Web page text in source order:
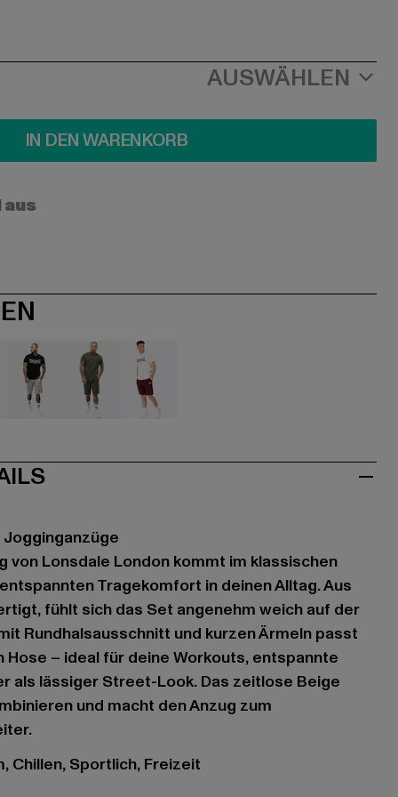
AUSWÄHLEN
IN DEN WARENKORB
von Lonsdale London kommt im klassischen
Tragekomfort in deinen Alltag. Aus
fühlt sich das Set angenehm weich auf der
Rundhalsausschnitt und kurzen Ärmeln passt
– ideal für deine Workouts, entspannte
als lässiger Street-Look. Das zeitlose Beige
und macht den Anzug zum
Chillen, Sportlich, Freizeit